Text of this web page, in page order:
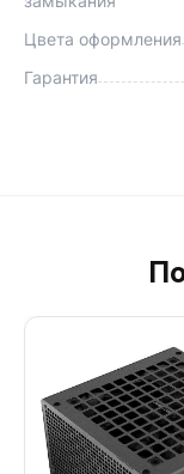
Цвета оформления
Гарантия